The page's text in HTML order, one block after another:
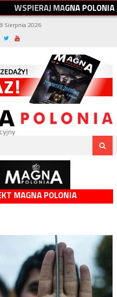
WSPIERAJMAGNAPOLONIA
Sierpnia 2026
MAGNA POLONIA